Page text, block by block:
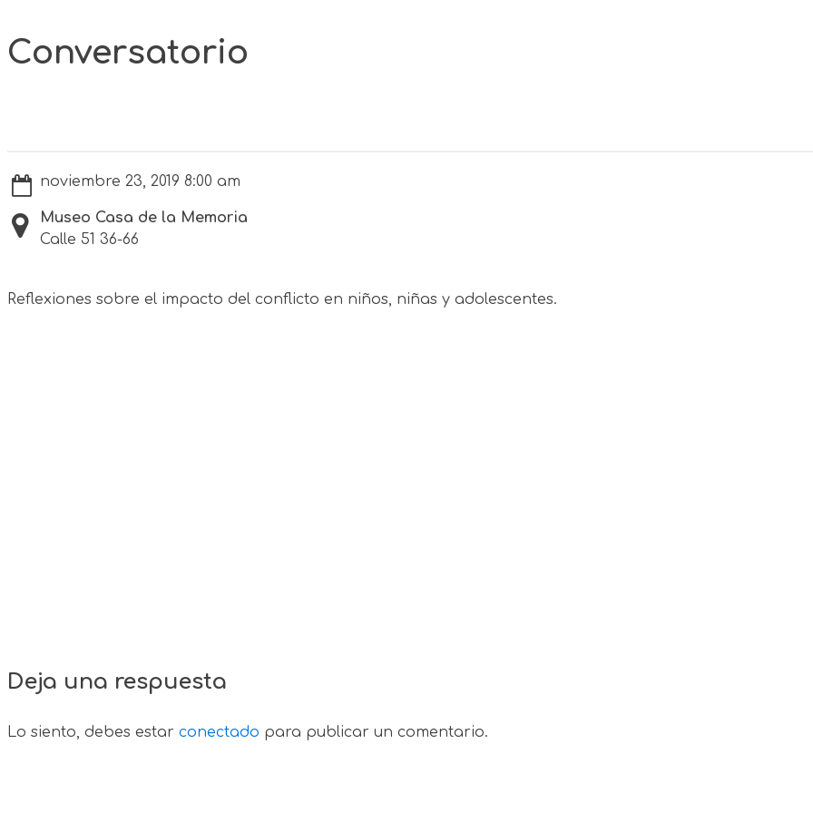
Conversatorio
noviembre 23, 2019 8:00 am
Museo Casa de la Memoria
Calle 51 36-66
Reflexiones sobre el impacto del conflicto en niños, niñas y adolescentes.
Deja una respuesta
Lo siento, debes estar conectado para publicar un comentario.